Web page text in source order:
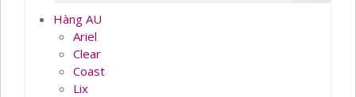
Hàng AU
Ariel
Clear
Coast
Lix